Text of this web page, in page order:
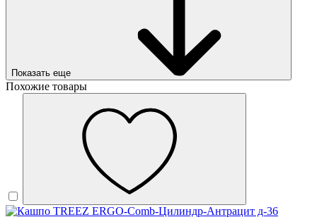
Показать еще
Похожие товары